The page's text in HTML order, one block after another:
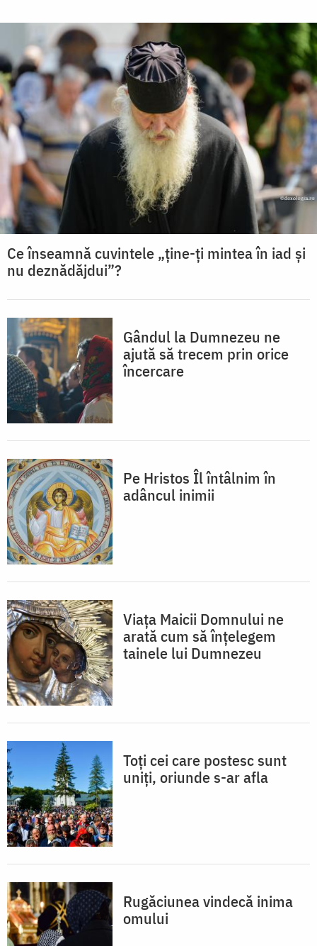
Ce înseamnă cuvintele „ține-ți mintea în iad și
nu deznădăjdui”?
Gândul la Dumnezeu ne
ajută să trecem prin orice
încercare
Pe Hristos Îl întâlnim în
adâncul inimii
Viața Maicii Domnului ne
arată cum să înțelegem
tainele lui Dumnezeu
Toți cei care postesc sunt
uniți, oriunde s-ar afla
Rugăciunea vindecă inima
omului